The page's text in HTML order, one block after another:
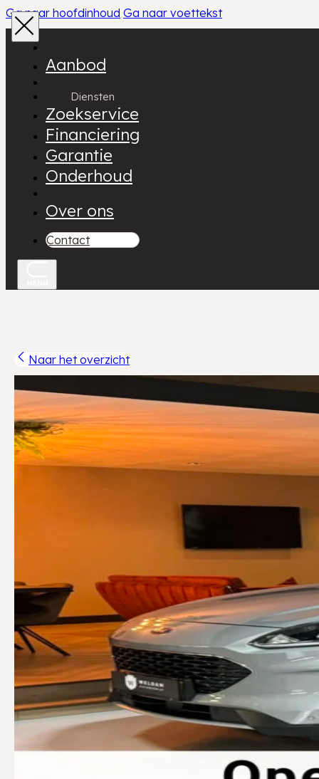
Ga naar hoofdinhoud Ga naar voettekst
Aanbod
Diensten
Zoekservice
Financiering
Garantie
Onderhoud
Over ons
Contact
Naar het overzicht